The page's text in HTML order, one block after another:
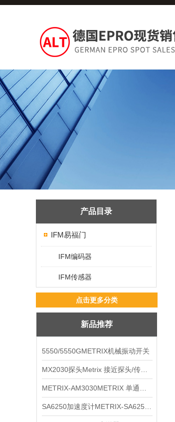
产品目录
IFM易福门
IFM编码器
IFM传感器
点击更多分类
新品推荐
5550/5550GMETRIX机械振动开关